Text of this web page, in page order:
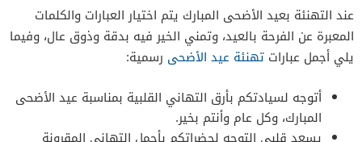
عند التهنئة بعيد الأضحى المبارك يتم اختيار العبارات والكلمات
المعبرة عن الفرحة بالعيد، وتمني الخير فيه بدقة وذوق عال، وفيما
يلي أجمل عبارات تهنئة عيد الأضحى رسمية:
أتوجه لسيادتكم بأرق التهاني القلبية بمناسبة عيد الأضحى
المبارك، وكل عام وأنتم بخير.